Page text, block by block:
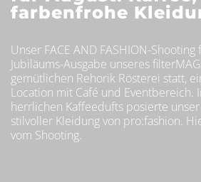
farbenfrohe
Unser FACE AND FASHION-
Jubiläums-Ausgabe unseres
gemütlichen Rehorik Rösterei statt,
Location mit Café und Eventbereich.
herrlichen Kaffeedufts posierte
stilvoller Kleidung von pro:fashion.
vom Shooting.